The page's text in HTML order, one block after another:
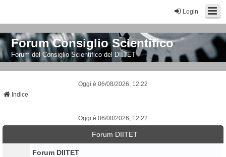
Login
Forum Consiglio Scientifico
Forum del Consiglio Scientifico del DIITET
Oggi è 06/08/2026, 12:22
Indice
Oggi è 06/08/2026, 12:22
Forum DIITET
Forum DIITET